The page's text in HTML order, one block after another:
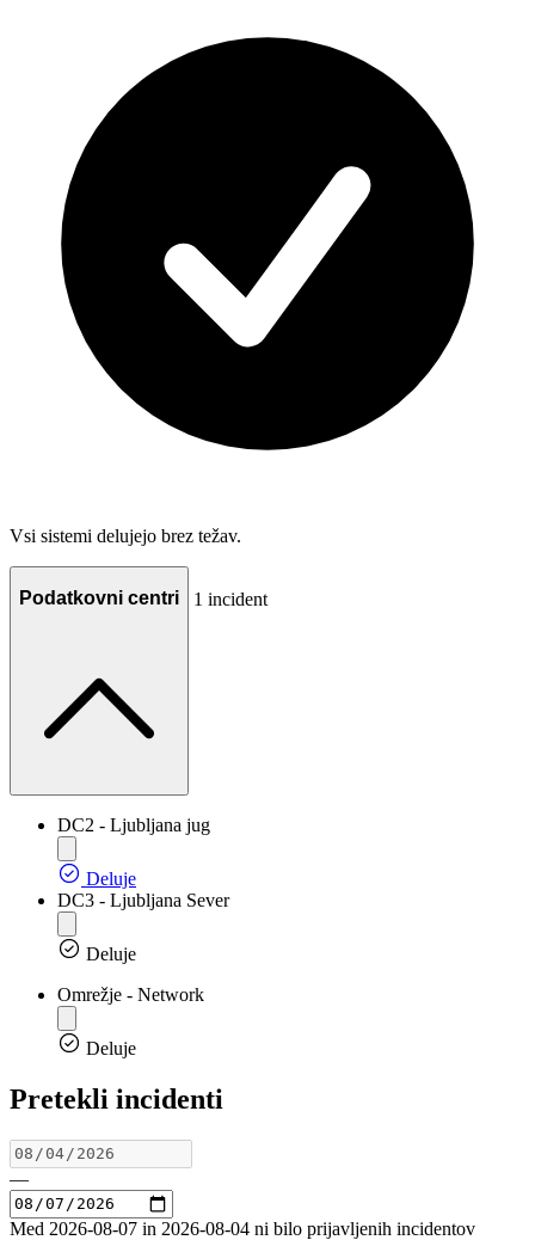
Vsi sistemi delujejo brez težav.
Podatkovni centri 1 incident
DC2 - Ljubljana jug
Deluje
DC3 - Ljubljana Sever
Deluje
Omrežje - Network
Deluje
Pretekli incidenti
—
Med 2026-08-07 in 2026-08-04 ni bilo prijavljenih incidentov